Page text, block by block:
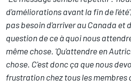
d'améliorations avant la fin de
pas besoin d'arriver au Canada et
question de ce à quoi nous
même chose. 'Qu'attendre en
chose. C'est donc ça que nous
frustration chez tous les membres